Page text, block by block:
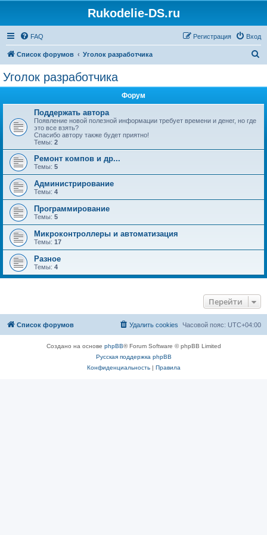
Rukodelie-DS.ru
FAQ Вход
Регистрация
Список форумов Уголок разработчика
Уголок разработчика
Форум
Поддержать автора
Появление новой полезной информации требует времени и денег, но где
это все взять?
Спасибо автору также будет приятно!
Темы: 2
Ремонт компов и др...
Темы: 5
Администрирование
Темы: 4
Программирование
Темы: 5
Микроконтроллеры и автоматизация
Темы: 17
Разное
Темы: 4
Перейти
Список форумов Часовой пояс: UTC+04:00
Удалить cookies
Создано на основе phpBB® Forum Software © phpBB Limited
Русская поддержка phpBB
Конфиденциальность| Правила